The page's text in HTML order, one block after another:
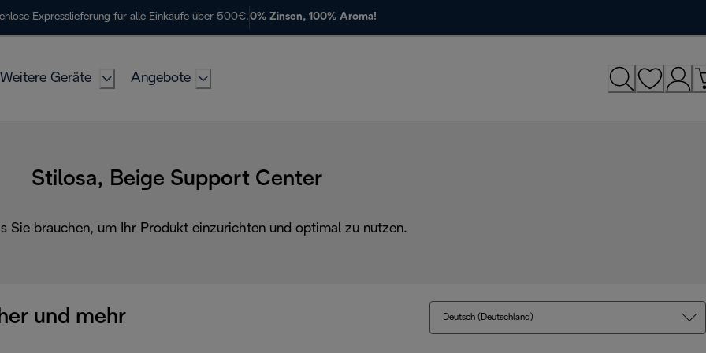
Expresslieferung für alle Einkäufe über 500€.0% Zinsen, 100% Aroma!
Weitere Geräte Angebote
Stilosa, Beige Support Center
Sie brauchen, um Ihr Produkt einzurichten und optimal zu nutzen.
und mehr Deutsch (Deutschland)